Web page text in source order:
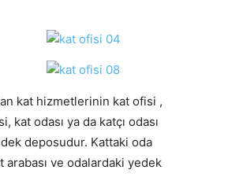
kat hizmetlerinin kat ofisi ,
odası ya da katçı odası
deposudur. Kattaki oda
ve odalardaki yedek